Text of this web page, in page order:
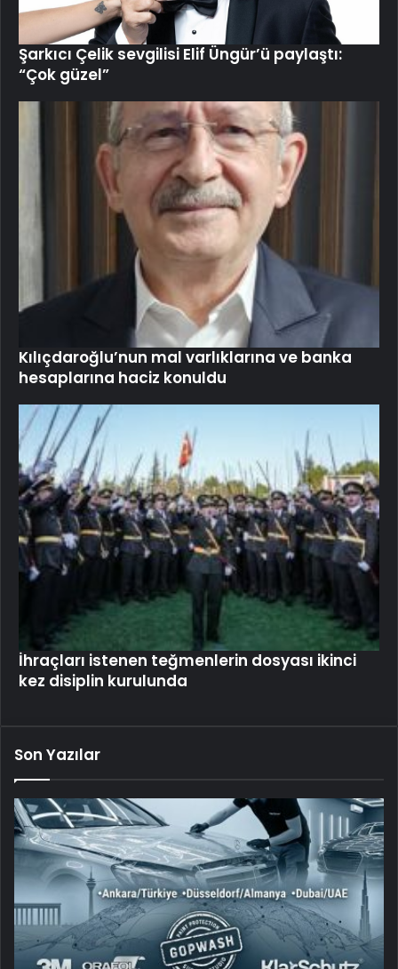
Şarkıcı Çelik sevgilisi Elif Üngür’ü paylaştı:
“Çok güzel”
Kılıçdaroğlu’nun mal varlıklarına ve banka
hesaplarına haciz konuldu
İhraçları istenen teğmenlerin dosyası ikinci
kez disiplin kurulunda
Son Yazılar